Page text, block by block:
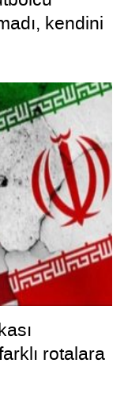
kendini
rotalara